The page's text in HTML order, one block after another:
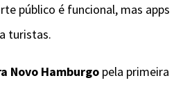
público é funcional, mas apps
turistas.
Novo Hamburgo pela primeira